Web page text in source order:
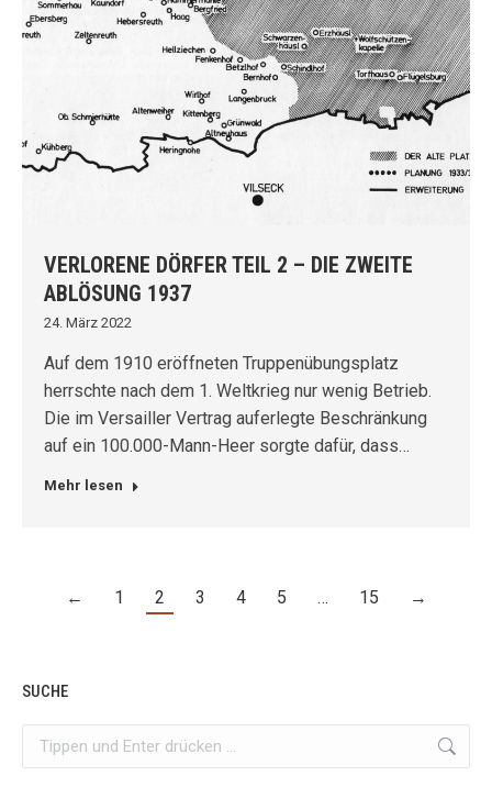
VERLORENE DÖRFER TEIL 2 – DIE ZWEITE
ABLÖSUNG 1937
24. März 2022
Auf dem 1910 eröffneten Truppenübungsplatz
herrschte nach dem 1. Weltkrieg nur wenig Betrieb.
Die im Versailler Vertrag auferlegte Beschränkung
auf ein 100.000-Mann-Heer sorgte dafür, dass…
Mehr lesen
← 1 2 3 4 5 … 15 →
SUCHE